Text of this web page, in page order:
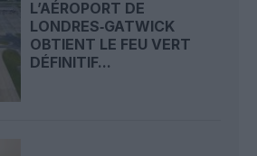
L’AÉROPORT DE
LONDRES‑GATWICK
OBTIENT LE FEU VERT
DÉFINITIF...